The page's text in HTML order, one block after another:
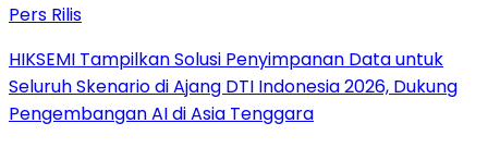
Pers Rilis
HIKSEMI Tampilkan Solusi Penyimpanan Data untuk
Seluruh Skenario di Ajang DTI Indonesia 2026, Dukung
Pengembangan AI di Asia Tenggara